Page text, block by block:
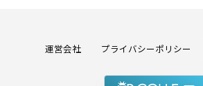
運営会社 プライバシーポリシー